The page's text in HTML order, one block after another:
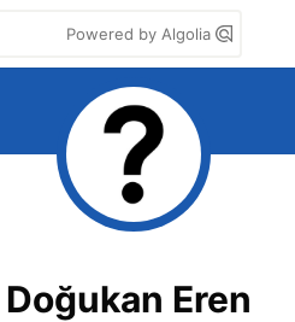
Powered by Algolia
Doğukan Eren